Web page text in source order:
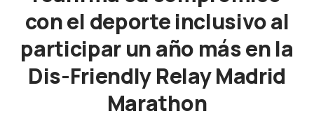
con el deporte inclusivo al
participar un año más en la
Dis-Friendly Relay Madrid
Marathon